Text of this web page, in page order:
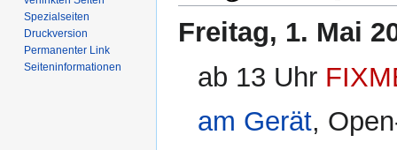
Freitag, 1. Mai
ab 13 Uhr
am Gerät,
Spezialseiten
Druckversion
Permanenter Link
Seiten­­informationen